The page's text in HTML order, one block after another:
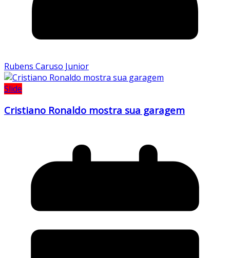
Rubens Caruso Junior
Slide
Cristiano Ronaldo mostra sua garagem